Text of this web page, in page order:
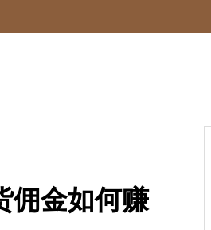
佣金如何赚